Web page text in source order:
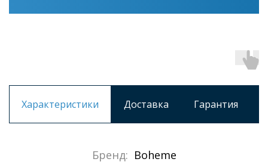
Характеристики Доставка Гарантия
Бренд: Boheme